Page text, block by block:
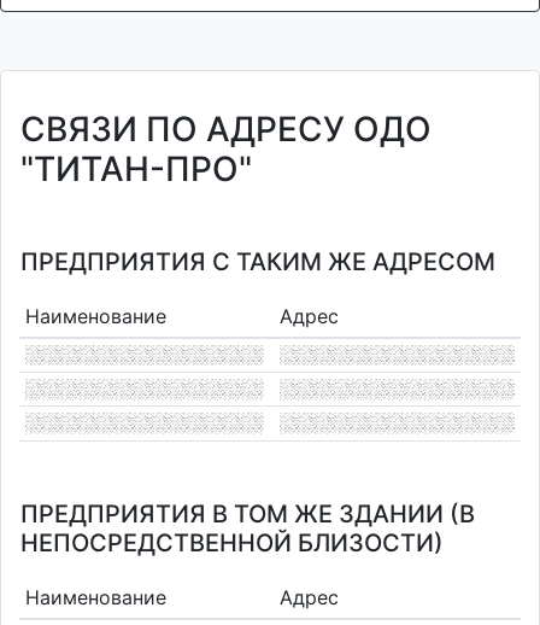
СВЯЗИ ПО АДРЕСУ ОДО
"ТИТАН-ПРО"
ПРЕДПРИЯТИЯ С ТАКИМ ЖЕ АДРЕСОМ
Наименование Адрес
ПРЕДПРИЯТИЯ В ТОМ ЖЕ ЗДАНИИ (В
НЕПОСРЕДСТВЕННОЙ БЛИЗОСТИ)
Наименование Адрес